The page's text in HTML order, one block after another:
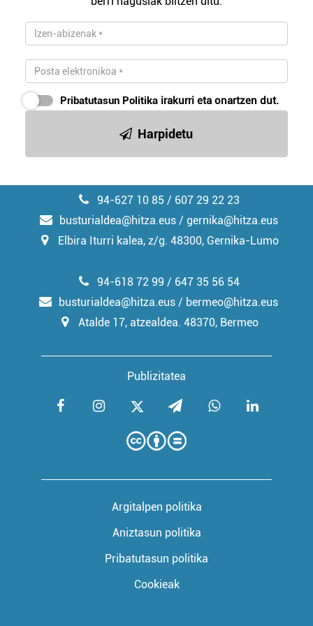
baliatzen gara. Ohar hau onartuz gero, teknologia hori
erabiltzeko baimen esplizitua ematen diguzu.Gehiago
irakurri
Pribatutasun Politika irakurri eta onartzen dut.
Harpidetu
94-627 10 85 / 607 29 22 23
busturialdea@hitza.eus / gernika@hitza.eus
Elbira Iturri kalea, z/g. 48300, Gernika-Lumo
Publizitatea
94-618 72 99 / 647 35 56 54
busturialdea@hitza.eus / bermeo@hitza.eus
Atalde 17, atzealdea. 48370, Bermeo
Argitalpen politika
Aniztasun politika
Pribatutasun politika
Cookieak